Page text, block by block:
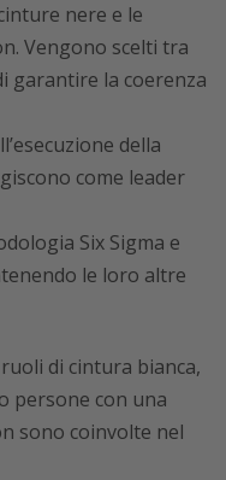
nere e le
Vengono scelti tra
garantire la coerenza
della
come leader
Six Sigma e
le loro altre
di cintura bianca,
persone con una
sono coinvolte nel